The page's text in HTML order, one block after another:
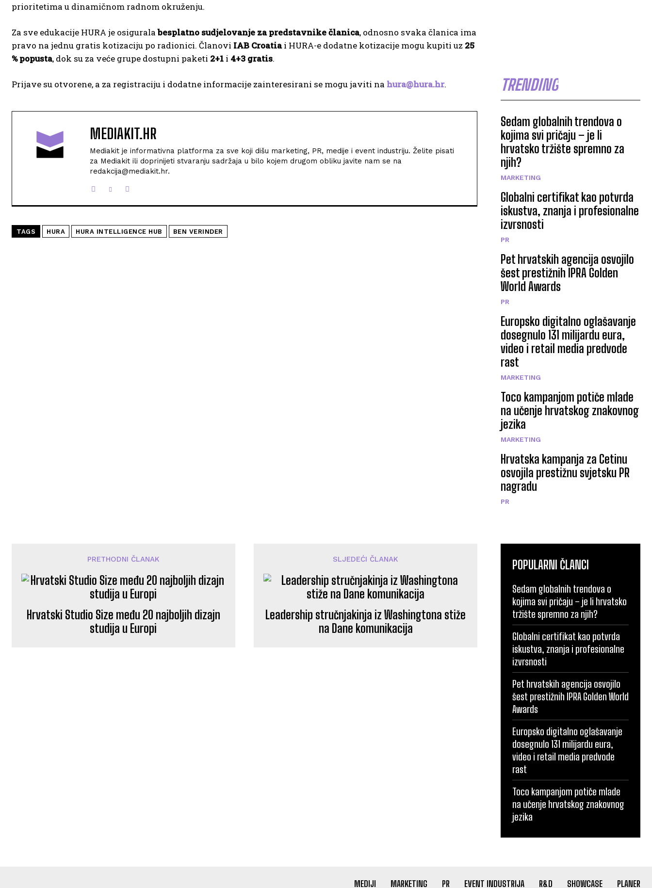
prioritetima u dinamičnom radnom okruženju.
Za sve edukacije HURA je osiguralabesplatno sudjelovanje za predstavnike članica, odnosno svaka članica ima
pravo na jednu gratis kotizaciju po radionici. Članovi IAB Croatiai HURA-e dodatne kotizacije mogu kupiti uz 25
% popusta, dok su za veće grupe dostupni paketi 2+1 i 4+3 gratis.
Prijave su otvorene, a za registraciju i dodatne informacije zainteresirani se mogu javiti na hura@hura.hr.
MEDIAKIT.HR
Mediakit je informativna platforma za sve koji dišu marketing, PR, medije i event industriju. Želite pisati
za Mediakit ili doprinijeti stvaranju sadržaja u bilo kojem drugom obliku javite nam se na
redakcija@mediakit.hr.
TAGS HURA HURA INTELLIGENCE HUB BEN VERINDER
TRENDING
Sedam globalnih trendova o
kojima svi pričaju – je li
hrvatsko tržište spremno za
njih?
MARKETING
Globalni certifikat kao potvrda
iskustva, znanja i profesionalne
izvrsnosti
PR
Pet hrvatskih agencija osvojilo
šest prestižnih IPRA Golden
World Awards
PR
Europsko digitalno oglašavanje
dosegnulo 131 milijardu eura,
video i retail media predvode
rast
MARKETING
Toco kampanjom potiče mlade
na učenje hrvatskog znakovnog
jezika
MARKETING
Hrvatska kampanja za Cetinu
osvojila prestižnu svjetsku PR
nagradu
PR
PRETHODNI ČLANAK
Hrvatski Studio Size među 20 najboljih dizajn
studija u Europi
SLJEDEĆI ČLANAK
Leadership stručnjakinja iz Washingtona stiže
na Dane komunikacija
POPULARNI ČLANCI
Sedam globalnih trendova o
kojima svi pričaju – je li hrvatsko
tržište spremno za njih?
Globalni certifikat kao potvrda
iskustva, znanja i profesionalne
izvrsnosti
Pet hrvatskih agencija osvojilo
šest prestižnih IPRA Golden World
Awards
Europsko digitalno oglašavanje
dosegnulo 131 milijardu eura,
video i retail media predvode
rast
Toco kampanjom potiče mlade
na učenje hrvatskog znakovnog
jezika
MEDIJI MARKETING PR EVENT INDUSTRIJA R&D SHOWCASE PLANER